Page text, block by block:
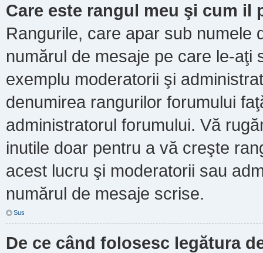
Care este rangul meu şi cum il
Rangurile, care apar sub numele
numărul de mesaje pe care le-aţi
exemplu moderatorii şi
denumirea rangurilor forumului
administratorul forumului. Vă
inutile doar pentru a vă creşte
acest lucru şi moderatorii sau
numărul de mesaje scrise.
Sus
De ce când folosesc legătura